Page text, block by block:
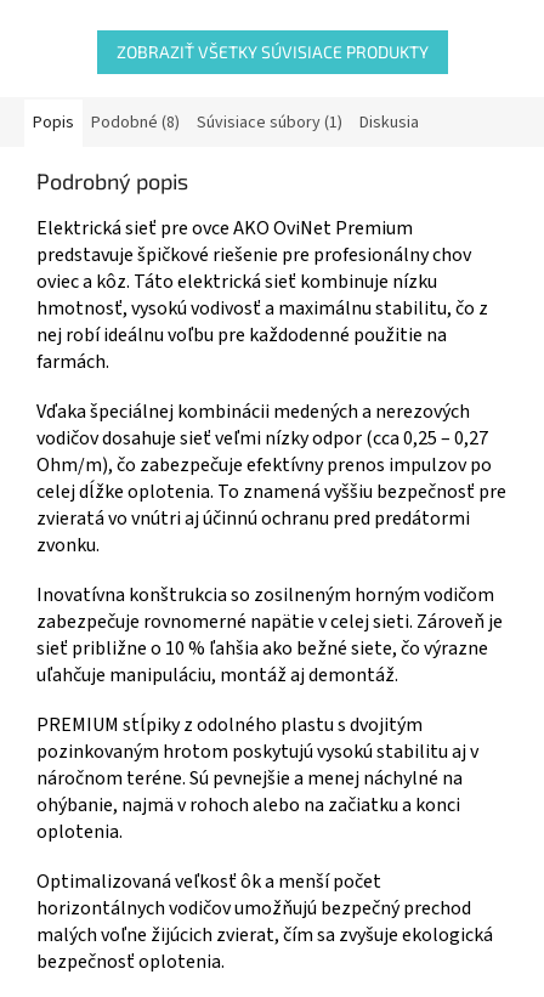
ZOBRAZIŤ VŠETKY SÚVISIACE PRODUKTY
Popis Podobné (8) Súvisiace súbory (1) Diskusia
Podrobný popis
Elektrická sieť pre ovce AKO OviNet Premium
predstavuje špičkové riešenie pre profesionálny chov
oviec a kôz. Táto elektrická sieť kombinuje nízku
hmotnosť, vysokú vodivosť a maximálnu stabilitu, čo z
nej robí ideálnu voľbu pre každodenné použitie na
farmách.
Vďaka špeciálnej kombinácii medených a nerezových
vodičov dosahuje sieť veľmi nízky odpor (cca 0,25 – 0,27
Ohm/m), čo zabezpečuje efektívny prenos impulzov po
celej dĺžke oplotenia. To znamená vyššiu bezpečnosť pre
zvieratá vo vnútri aj účinnú ochranu pred predátormi
zvonku.
Inovatívna konštrukcia so zosilneným horným vodičom
zabezpečuje rovnomerné napätie v celej sieti. Zároveň je
sieť približne o 10 % ľahšia ako bežné siete, čo výrazne
uľahčuje manipuláciu, montáž aj demontáž.
PREMIUM stĺpiky z odolného plastu s dvojitým
pozinkovaným hrotom poskytujú vysokú stabilitu aj v
náročnom teréne. Sú pevnejšie a menej náchylné na
ohýbanie, najmä v rohoch alebo na začiatku a konci
oplotenia.
Optimalizovaná veľkosť ôk a menší počet
horizontálnych vodičov umožňujú bezpečný prechod
malých voľne žijúcich zvierat, čím sa zvyšuje ekologická
bezpečnosť oplotenia.